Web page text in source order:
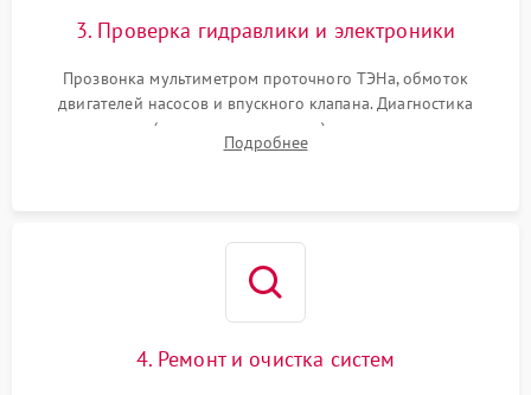
3. Проверка гидравлики и электроники
Прозвонка мультиметром проточного ТЭНа, обмоток
двигателей насосов и впускного клапана. Диагностика
прессостата (датчика уровня воды), датчика мутности,
концевика дверцы и электронного модуля управления.
Подробнее
4. Ремонт и очистка систем